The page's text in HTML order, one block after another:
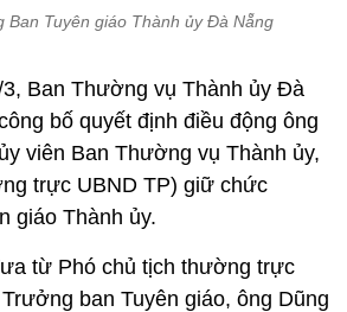
Ban Tuyên giáo Thành ủy Đà Nẵng
Ban Thường vụ Thành ủy Đà
bố quyết định điều động ông
viên Ban Thường vụ Thành ủy,
trực UBND TP) giữ chức
giáo Thành ủy.
từ Phó chủ tịch thường trực
ban Tuyên giáo, ông Dũng